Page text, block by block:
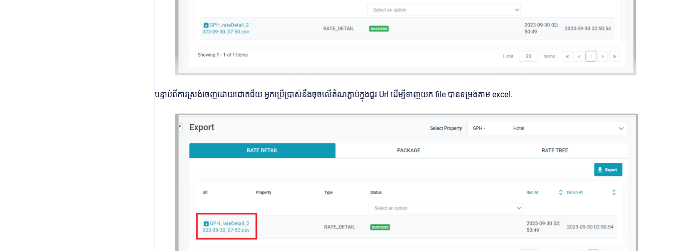
បន្ទាប់ពីការស្រង់ចេញដោយជោគជ័យ អ្នកប្រើប្រាស់នឹងចុចលើតំណភ្ជាប់ក្នុងជួរ Url ដើម្បីទាញយក file បានទម្រង់តាម excel.